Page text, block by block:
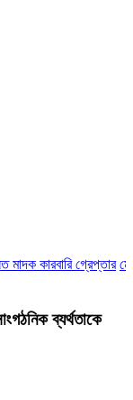
কারবারি গ্রেপ্তার
ব্যর্থতাকে